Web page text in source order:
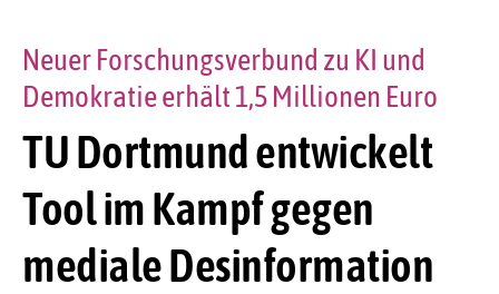
TU Dortmund entwickelt
Tool im Kampf gegen
mediale Desinformation
Neuer Forschungsverbund zu KI und
Demokratie erhält 1,5 Millionen Euro